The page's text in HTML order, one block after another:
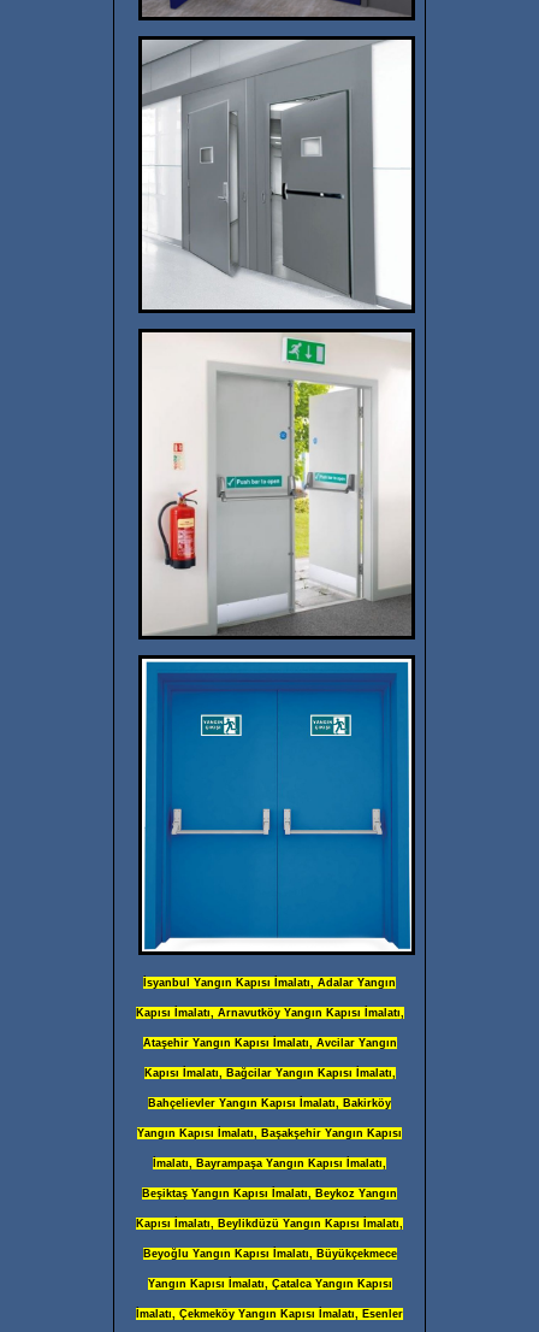
İsyanbul Yangın Kapısı İmalatı, Adalar Yangın
Kapısı İmalatı, Arnavutköy Yangın Kapısı İmalatı,
Ataşehir Yangın Kapısı İmalatı, Avcilar Yangın
Kapısı İmalatı, Bağcilar Yangın Kapısı İmalatı,
Bahçelievler Yangın Kapısı İmalatı, Bakirköy
Yangın Kapısı İmalatı, Başakşehir Yangın Kapısı
İmalatı, Bayrampaşa Yangın Kapısı İmalatı,
Beşiktaş Yangın Kapısı İmalatı, Beykoz Yangın
Kapısı İmalatı, Beylikdüzü Yangın Kapısı İmalatı,
Beyoğlu Yangın Kapısı İmalatı, Büyükçekmece
Yangın Kapısı İmalatı, Çatalca Yangın Kapısı
İmalatı, Çekmeköy Yangın Kapısı İmalatı, Esenler